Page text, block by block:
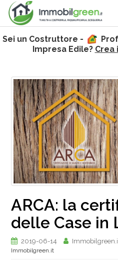
Sei un Costruttore -
Impresa Edile? Crea
ARCA: la
delle Case in
2019-06-14
Immobilgreen.it